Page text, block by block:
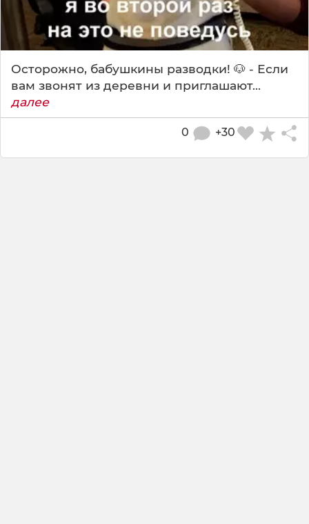
Осторожно, бабушкины разводки! 🐶 - Если
вам звонят из деревни и приглашают...
далее
+30
0